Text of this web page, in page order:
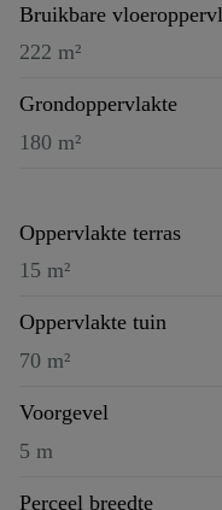
Bruikbare
222 m²
Grondoppervlakte
180 m²
Oppervlakte terras
15 m²
Oppervlakte tuin
70 m²
Voorgevel
5 m
Perceel breedte